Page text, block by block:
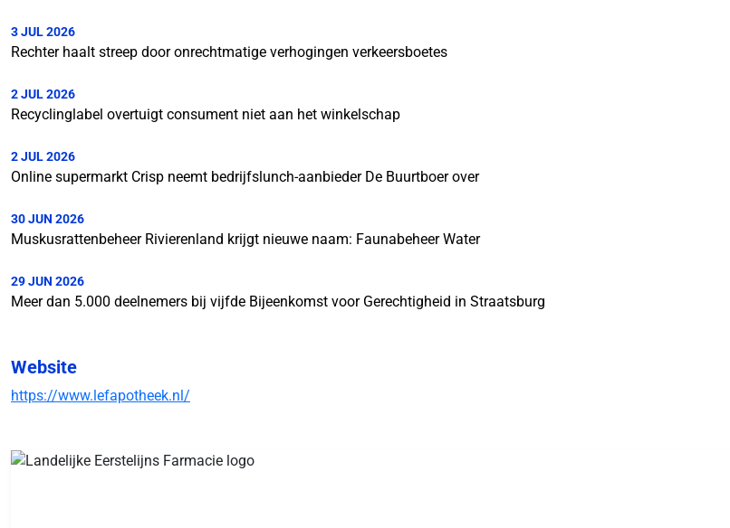
3 JUL 2026
Rechter haalt streep door onrechtmatige verhogingen verkeersboetes
2 JUL 2026
Recyclinglabel overtuigt consument niet aan het winkelschap
2 JUL 2026
Online supermarkt Crisp neemt bedrijfslunch-aanbieder De Buurtboer over
30 JUN 2026
Muskusrattenbeheer Rivierenland krijgt nieuwe naam: Faunabeheer Water
29 JUN 2026
Meer dan 5.000 deelnemers bij vijfde Bijeenkomst voor Gerechtigheid in Straatsburg
Website
https://www.lefapotheek.nl/